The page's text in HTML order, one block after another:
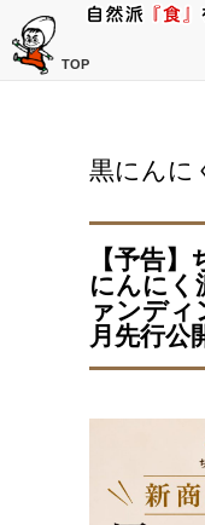
TOP
黒にんに
【予告
にんにく
ァンデ
月先行公